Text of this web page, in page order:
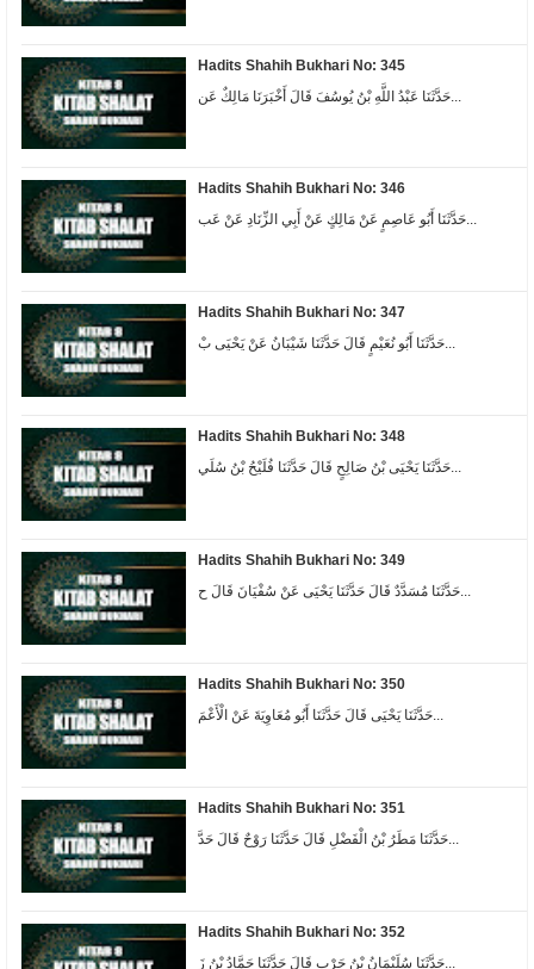
Hadits Shahih Bukhari No: 345
Hadits Shahih Bukhari No: 346
حَدَّثَنَا أَبُو عَاصِمٍ عَنْ مَالِكٍ عَنْ أَبِي الزِّنَادِ عَنْ عَب...
Hadits Shahih Bukhari No: 347
حَدَّثَنَا أَبُو نُعَيْمٍ قَالَ حَدَّثَنَا شَيْبَانُ عَنْ يَحْيَى بْ...
Hadits Shahih Bukhari No: 348
حَدَّثَنَا يَحْيَى بْنُ صَالِحٍ قَالَ حَدَّثَنَا فُلَيْحُ بْنُ سُلَي...
Hadits Shahih Bukhari No: 349
حَدَّثَنَا مُسَدَّدٌ قَالَ حَدَّثَنَا يَحْيَى عَنْ سُفْيَانَ قَالَ ح...
Hadits Shahih Bukhari No: 350
حَدَّثَنَا يَحْيَى قَالَ حَدَّثَنَا أَبُو مُعَاوِيَةَ عَنْ الْأَعْمَ...
Hadits Shahih Bukhari No: 351
Hadits Shahih Bukhari No: 352